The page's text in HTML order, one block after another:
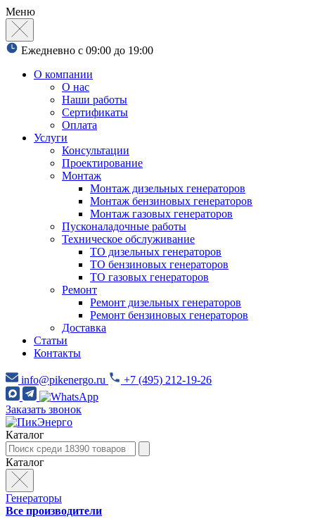
Меню
Ежедневно с 09:00 до 19:00
О компании
О нас
Наши работы
Сертификаты
Оплата
Услуги
Консультации
Проектирование
Монтаж
Монтаж дизельных генераторов
Монтаж бензиновых генераторов
Монтаж газовых генераторов
Пусконаладочные работы
Техническое обслуживание
ТО дизельных генераторов
ТО бензиновых генераторов
ТО газовых генераторов
Ремонт
Ремонт дизельных генераторов
Ремонт бензиновых генераторов
Доставка
Статьи
Контакты
info@pikenergo.ru +7 (495) 212-19-26
Заказать звонок
Каталог
Каталог
Генераторы
Все производители